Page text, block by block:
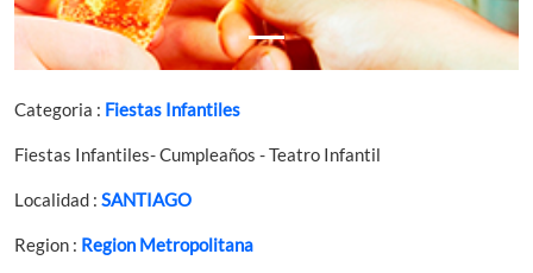
Categoria : Fiestas Infantiles
Fiestas Infantiles- Cumpleaños - Teatro Infantil
Localidad : SANTIAGO
Region : Region Metropolitana